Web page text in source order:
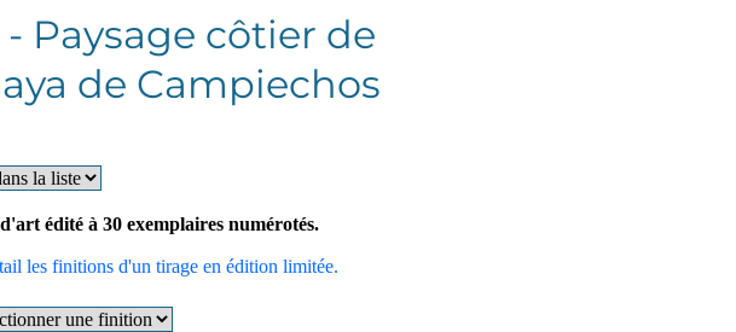
Paysage côtier de
de Campiechos
édité à 30 exemplaires numérotés.
les finitions d'un tirage en édition limitée.